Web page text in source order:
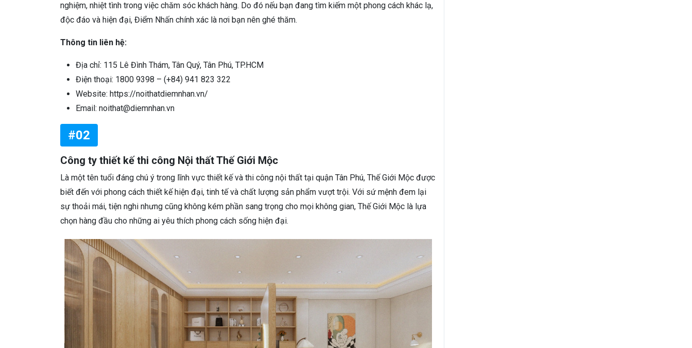
nghiệm, nhiệt tình trong việc chăm sóc khách hàng. Do đó nếu bạn đang tìm kiếm một phong cách khác lạ,
độc đáo và hiện đại, Điểm Nhấn chính xác là nơi bạn nên ghé thăm.
Thông tin liên hệ:
Địa chỉ: 115 Lê Đình Thám, Tân Quý, Tân Phú, TP.HCM
Điện thoại: 1800 9398 – (+84) 941 823 322
Website: https://noithatdiemnhan.vn/
Email: noithat@diemnhan.vn
#02
Công ty thiết kế thi công Nội thất Thế Giới Mộc
Là một tên tuổi đáng chú ý trong lĩnh vực thiết kế và thi công nội thất tại quận Tân Phú, Thế Giới Mộc được
biết đến với phong cách thiết kế hiện đại, tinh tế và chất lượng sản phẩm vượt trội. Với sứ mệnh đem lại
sự thoải mái, tiện nghi nhưng cũng không kém phần sang trọng cho mọi không gian, Thế Giới Mộc là lựa
chọn hàng đầu cho những ai yêu thích phong cách sống hiện đại.